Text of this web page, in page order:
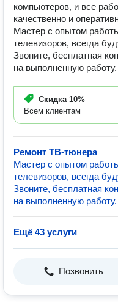
компьютеров, и все
качественно и
Мастер с опытом
телевизоров, всегда
Звоните, бесплатная
на выполненную работу.
Скидка 10%
Всем клиентам
Ремонт ТВ-тюнера
Мастер с опытом
телевизоров, всегда
Звоните, бесплатная
на выполненную работу.
Ещё 43 услуги
Позвонить